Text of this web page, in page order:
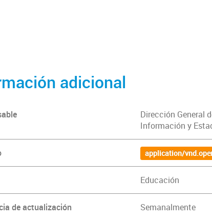
adicional
Dirección General
Información y
application/
Educación
de actualización Semanalmente